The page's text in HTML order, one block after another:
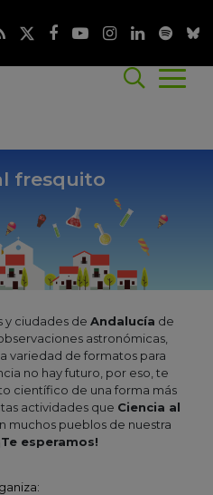
fresquito
y ciudades de Andalucía de
astronómicas,
variedad de formatos para
no hay futuro, por eso, te
científico de una forma más
actividades que Ciencia al
muchos pueblos de nuestra
esperamos!